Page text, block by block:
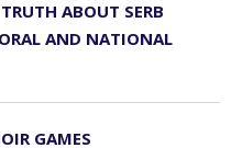
ABOUT SERB
AND NATIONAL
GAMES